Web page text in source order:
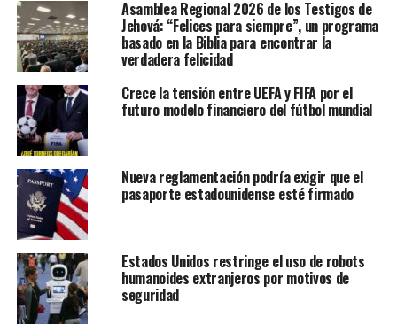
sustituir la manteca por aceite de oliva.
La buena noticia es que los españoles ya hemos
en una tradición desde hace siglos.
Según los resultados de un reciente estudio realizado por
la universidad,
reducir hasta un 17% las probabilidades de un
fallecimiento prematuro.
Los resultados del estudio de
Harvard
El estudio de Harvard, que siguió durante más de 30 años
Asamblea Regional 2026 de los Testigos de
Jehová: “Felices para siempre”, un programa
basado en la Biblia para encontrar la
verdadera felicidad
Crece la tensión entre UEFA y FIFA por el
futuro modelo financiero del fútbol mundial
Nueva reglamentación podría exigir que el
pasaporte estadounidense esté firmado
Estados Unidos restringe el uso de robots
humanoides extranjeros por motivos de
seguridad